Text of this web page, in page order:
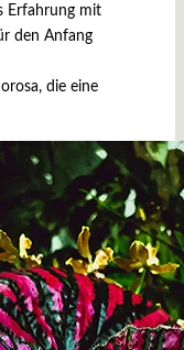
Erfahrung mit
den Anfang
die eine